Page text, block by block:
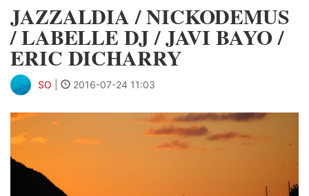
JAZZALDIA / NICKODEMUS
/ LABELLE DJ / JAVI BAYO /
ERIC DICHARRY
SO 2016-07-24 11:03